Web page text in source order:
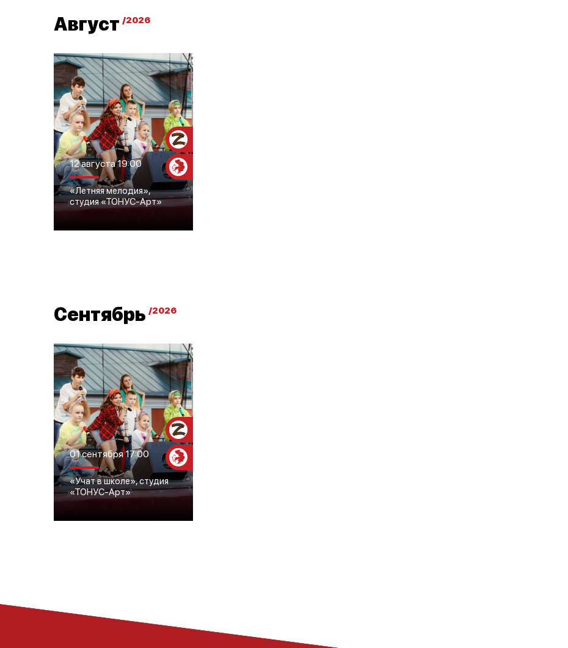
Август /2026
12 августа 19:00
«Летняя мелодия»,
студия «ТОНУС-Арт»
Сентябрь /2026
01 сентября 17:00
«Учат в школе», студия
«ТОНУС-Арт»